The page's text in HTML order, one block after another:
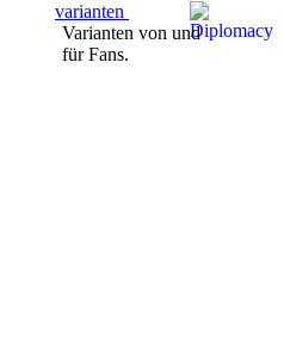
varianten
Varianten von und
für Fans.